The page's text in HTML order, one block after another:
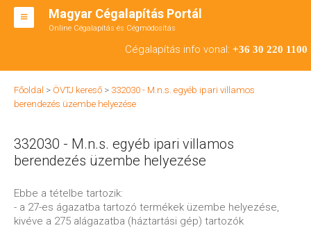
Magyar Cégalapítás Portál
Online Cégalapítás és Cégmódosítás
Cégalapítás info vonal: +36 30 220 1100
BT ALAPÍTÁS
RT ALAPÍTÁS
ÁTALAKULÁS
ENGEDÉLYKÖTELES
Főoldal > ÖVTJ kereső > 332030 - M.n.s. egyéb ipari villamos
berendezés üzembe helyezése
332030 - M.n.s. egyéb ipari villamos
berendezés üzembe helyezése
Ebbe a tételbe tartozik:
- a 27-es ágazatba tartozó termékek üzembe helyezése,
kivéve a 275 alágazatba (háztartási gép) tartozók